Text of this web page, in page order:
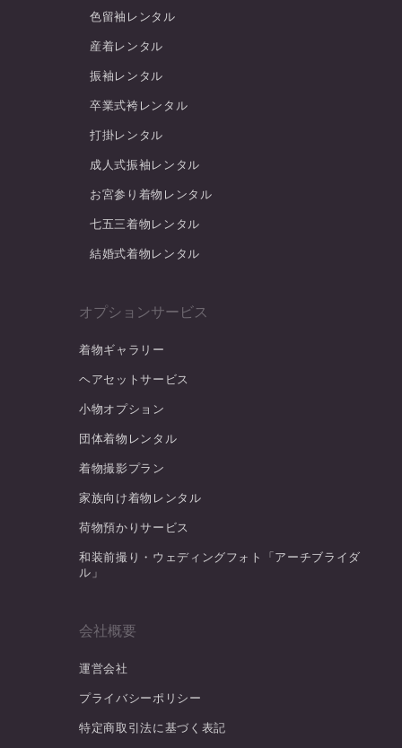
色留袖レンタル
産着レンタル
振袖レンタル
卒業式袴レンタル
打掛レンタル
成人式振袖レンタル
お宮参り着物レンタル
七五三着物レンタル
結婚式着物レンタル
オプションサービス
着物ギャラリー
ヘアセットサービス
小物オプション
団体着物レンタル
着物撮影プラン
家族向け着物レンタル
荷物預かりサービス
和装前撮り・ウェディングフォト「アーチブライダ
ル」
会社概要
運営会社
プライバシーポリシー
特定商取引法に基づく表記